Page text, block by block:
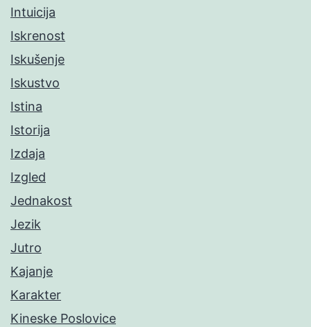
Intuicija
Iskrenost
Iskušenje
Iskustvo
Istina
Istorija
Izdaja
Izgled
Jednakost
Jezik
Jutro
Kajanje
Karakter
Kineske Poslovice